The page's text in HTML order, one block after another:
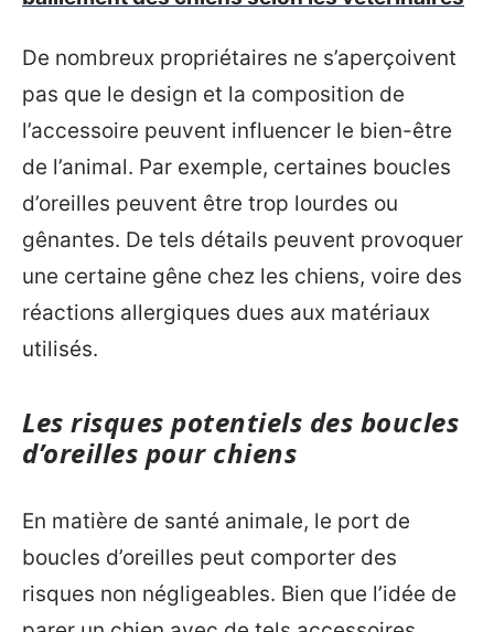
De nombreux propriétaires ne s’aperçoivent
pas que le design et la composition de
l’accessoire peuvent influencer le bien-être
de l’animal. Par exemple, certaines boucles
d’oreilles peuvent être trop lourdes ou
gênantes. De tels détails peuvent provoquer
une certaine gêne chez les chiens, voire des
réactions allergiques dues aux matériaux
utilisés.
Les risques potentiels des boucles
d’oreilles pour chiens
En matière de santé animale, le port de
boucles d’oreilles peut comporter des
risques non négligeables. Bien que l’idée de